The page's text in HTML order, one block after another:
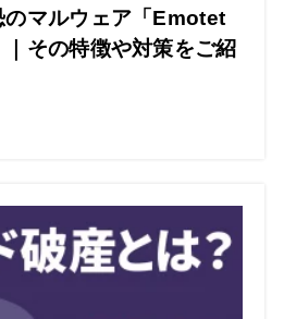
のマルウェア「Emotet
｜その特徴や対策をご紹